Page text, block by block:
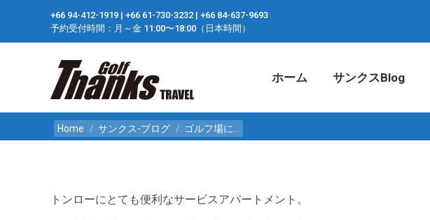
+66 94-412-1919 ​| +66 61-730-3232 ​| +66 84-637-9693
予約受付時間：月～金 11:00〜18:00（日本時間）
ホーム サンクスBlog
You are here:
Home サンクス-ブログ ゴルフ場に…
トンローにとても便利なサービスアパートメント。